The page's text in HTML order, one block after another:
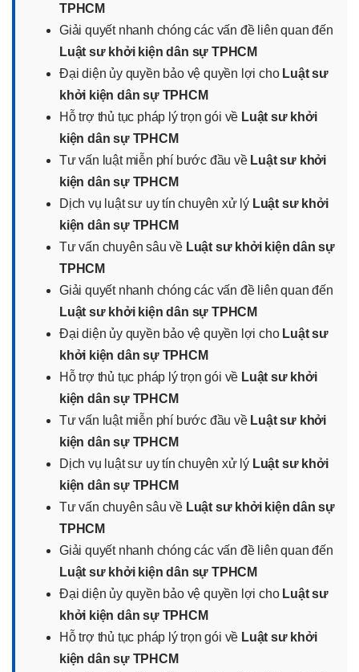
TPHCM
Giải quyết nhanh chóng các vấn đề liên quan đến
Luật sư khởi kiện dân sự TPHCM
Đại diện ủy quyền bảo vệ quyền lợi cho Luật sư
khởi kiện dân sự TPHCM
Hỗ trợ thủ tục pháp lý trọn gói về Luật sư khởi
kiện dân sự TPHCM
Tư vấn luật miễn phí bước đầu về Luật sư khởi
kiện dân sự TPHCM
Dịch vụ luật sư uy tín chuyên xử lý Luật sư khởi
kiện dân sự TPHCM
Tư vấn chuyên sâu về Luật sư khởi kiện dân sự
TPHCM
Giải quyết nhanh chóng các vấn đề liên quan đến
Luật sư khởi kiện dân sự TPHCM
Đại diện ủy quyền bảo vệ quyền lợi cho Luật sư
khởi kiện dân sự TPHCM
Hỗ trợ thủ tục pháp lý trọn gói về Luật sư khởi
kiện dân sự TPHCM
Tư vấn luật miễn phí bước đầu về Luật sư khởi
kiện dân sự TPHCM
Dịch vụ luật sư uy tín chuyên xử lý Luật sư khởi
kiện dân sự TPHCM
Tư vấn chuyên sâu về Luật sư khởi kiện dân sự
TPHCM
Giải quyết nhanh chóng các vấn đề liên quan đến
Luật sư khởi kiện dân sự TPHCM
Đại diện ủy quyền bảo vệ quyền lợi cho Luật sư
khởi kiện dân sự TPHCM
Hỗ trợ thủ tục pháp lý trọn gói về Luật sư khởi
kiện dân sự TPHCM